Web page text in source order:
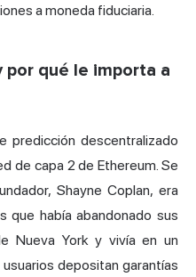
a moneda fiduciaria.
por qué le importa a
predicción descentralizado
de capa 2 de Ethereum. Se
Shayne Coplan, era
que había abandonado sus
Nueva York y vivía en un
depositan garantías